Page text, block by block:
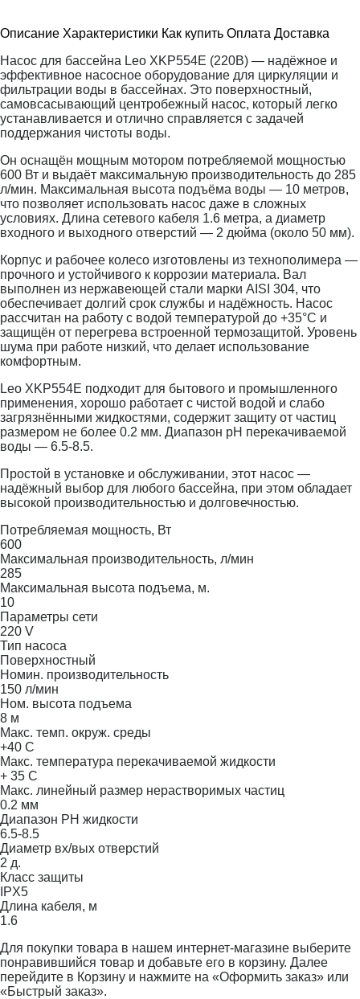
Описание Характеристики Как купить Оплата Доставка
Насос для бассейна Leo XKP554E (220В) — надёжное и
эффективное насосное оборудование для циркуляции и
фильтрации воды в бассейнах. Это поверхностный,
самовсасывающий центробежный насос, который легко
устанавливается и отлично справляется с задачей
поддержания чистоты воды.
Он оснащён мощным мотором потребляемой мощностью
600 Вт и выдаёт максимальную производительность до 285
л/мин. Максимальная высота подъёма воды — 10 метров,
что позволяет использовать насос даже в сложных
условиях. Длина сетевого кабеля 1.6 метра, а диаметр
входного и выходного отверстий — 2 дюйма (около 50 мм).
Корпус и рабочее колесо изготовлены из технополимера —
прочного и устойчивого к коррозии материала. Вал
выполнен из нержавеющей стали марки AISI 304, что
обеспечивает долгий срок службы и надёжность. Насос
рассчитан на работу с водой температурой до +35°C и
защищён от перегрева встроенной термозащитой. Уровень
шума при работе низкий, что делает использование
комфортным.
Leo XKP554E подходит для бытового и промышленного
применения, хорошо работает с чистой водой и слабо
загрязнёнными жидкостями, содержит защиту от частиц
размером не более 0.2 мм. Диапазон pH перекачиваемой
воды — 6.5-8.5.
Простой в установке и обслуживании, этот насос —
надёжный выбор для любого бассейна, при этом обладает
высокой производительностью и долговечностью.
Потребляемая мощность, Вт
600
Максимальная производительность, л/мин
285
Максимальная высота подъема, м.
10
Параметры сети
220 V
Тип насоса
Поверхностный
Номин. производительность
150 л/мин
Ном. высота подъема
8 м
Макс. темп. окруж. среды
+40 С
Макс. температура перекачиваемой жидкости
+ 35 С
Макс. линейный размер нерастворимых частиц
0.2 мм
Диапазон PH жидкости
6.5-8.5
Диаметр вх/вых отверстий
2 д.
Класс защиты
IPX5
Длина кабеля, м
1.6
Для покупки товара в нашем интернет-магазине выберите
понравившийся товар и добавьте его в корзину. Далее
перейдите в Корзину и нажмите на «Оформить заказ» или
«Быстрый заказ».